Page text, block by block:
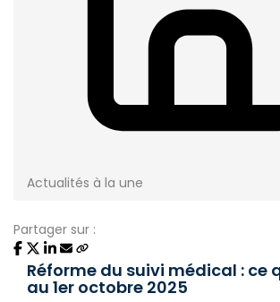
Actualités à la une
Partager sur :
Réforme du suivi médical : ce
au 1er octobre 2025